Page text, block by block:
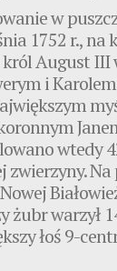
w
1752 r., na
król August III
i
wtedy
zwierzyny.
żubr warzył
łoś 9-